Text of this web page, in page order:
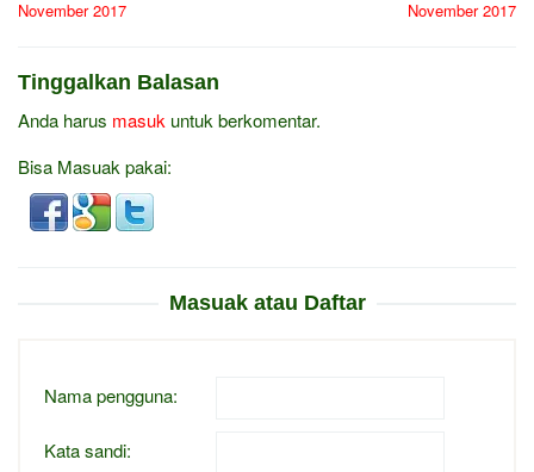
November 2017
November 2017
Tinggalkan Balasan
Anda harus masuk untuk berkomentar.
Bisa Masuak pakai:
Masuak atau Daftar
Nama pengguna:
Kata sandi: